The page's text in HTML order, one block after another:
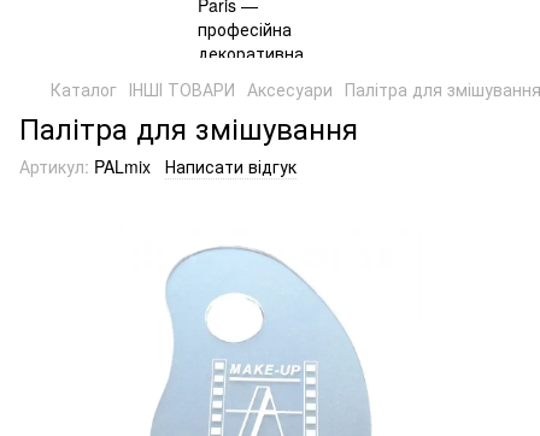
Каталог ІНШІ ТОВАРИ Аксесуари Палітра для змішування
Палітра для змішування
Артикул: PALmix Написати відгук